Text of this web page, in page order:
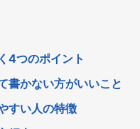
4つのポイント
書かない方がいいこと
すい人の特徴